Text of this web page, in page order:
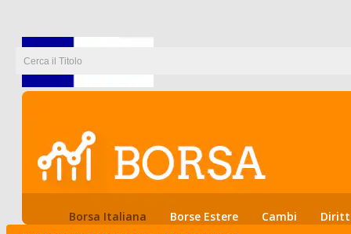
Borsa Italiana Borse Estere Cambi